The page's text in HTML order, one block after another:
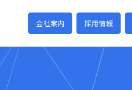
会社案内 採用情報